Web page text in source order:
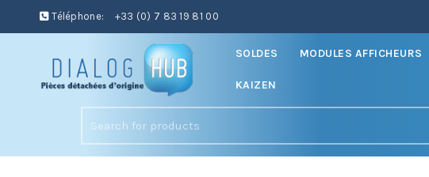
Téléphone: +33 (0) 7 83 19 81 00
SOLDES MODULES AFFICHEURS
KAIZEN
for: